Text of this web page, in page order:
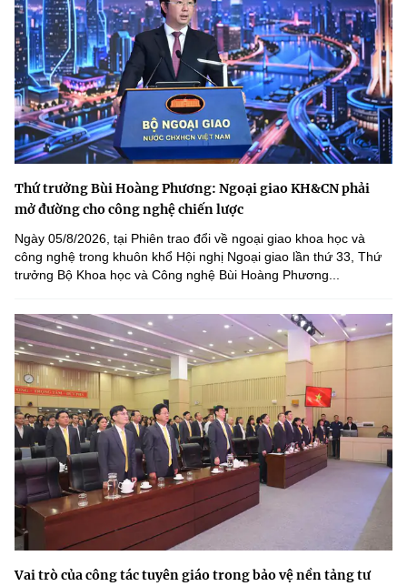
Thứ trưởng Bùi Hoàng Phương: Ngoại giao KH&CN phải
mở đường cho công nghệ chiến lược
Ngày 05/8/2026, tại Phiên trao đổi về ngoại giao khoa học và
công nghệ trong khuôn khổ Hội nghị Ngoại giao lần thứ 33, Thứ
trưởng Bộ Khoa học và Công nghệ Bùi Hoàng Phương...
Vai trò của công tác tuyên giáo trong bảo vệ nền tảng tư